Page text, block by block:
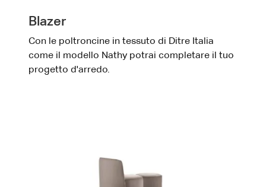
Blazer
Con le poltroncine in tessuto di Ditre Italia
come il modello Nathy potrai completare il tuo
progetto d'arredo.